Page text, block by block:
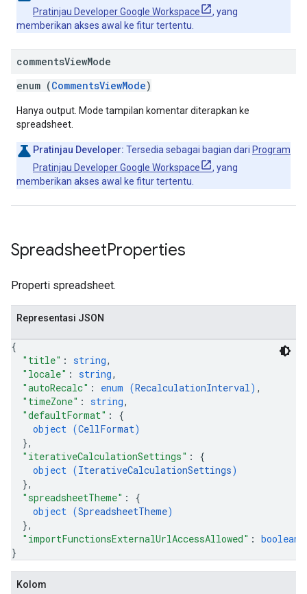
Pratinjau Developer Google Workspace
, yang
memberikan akses awal ke fitur tertentu.
commentsViewMode
enum (CommentsViewMode)
Hanya output. Mode tampilan komentar diterapkan ke
spreadsheet.
Pratinjau Developer: Tersedia sebagai bagian dari Program
Pratinjau Developer Google Workspace
, yang
memberikan akses awal ke fitur tertentu.
SpreadsheetProperties
Properti spreadsheet.
Representasi JSON
{
"title" : string,
"locale" : string,
"autoRecalc" : enum (RecalculationInterval) ,
"timeZone" : string,
"defaultFormat" : {
object (CellFormat)
},
"iterativeCalculationSettings" : {
object (IterativeCalculationSettings)
},
"spreadsheetTheme" : {
object (SpreadsheetTheme)
},
"importFunctionsExternalUrlAccessAllowed" : boolean
}
Kolom